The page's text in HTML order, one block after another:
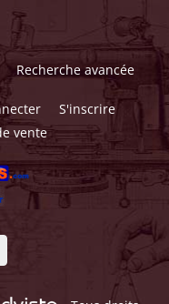
Recherche avancée
S'inscrire
vente